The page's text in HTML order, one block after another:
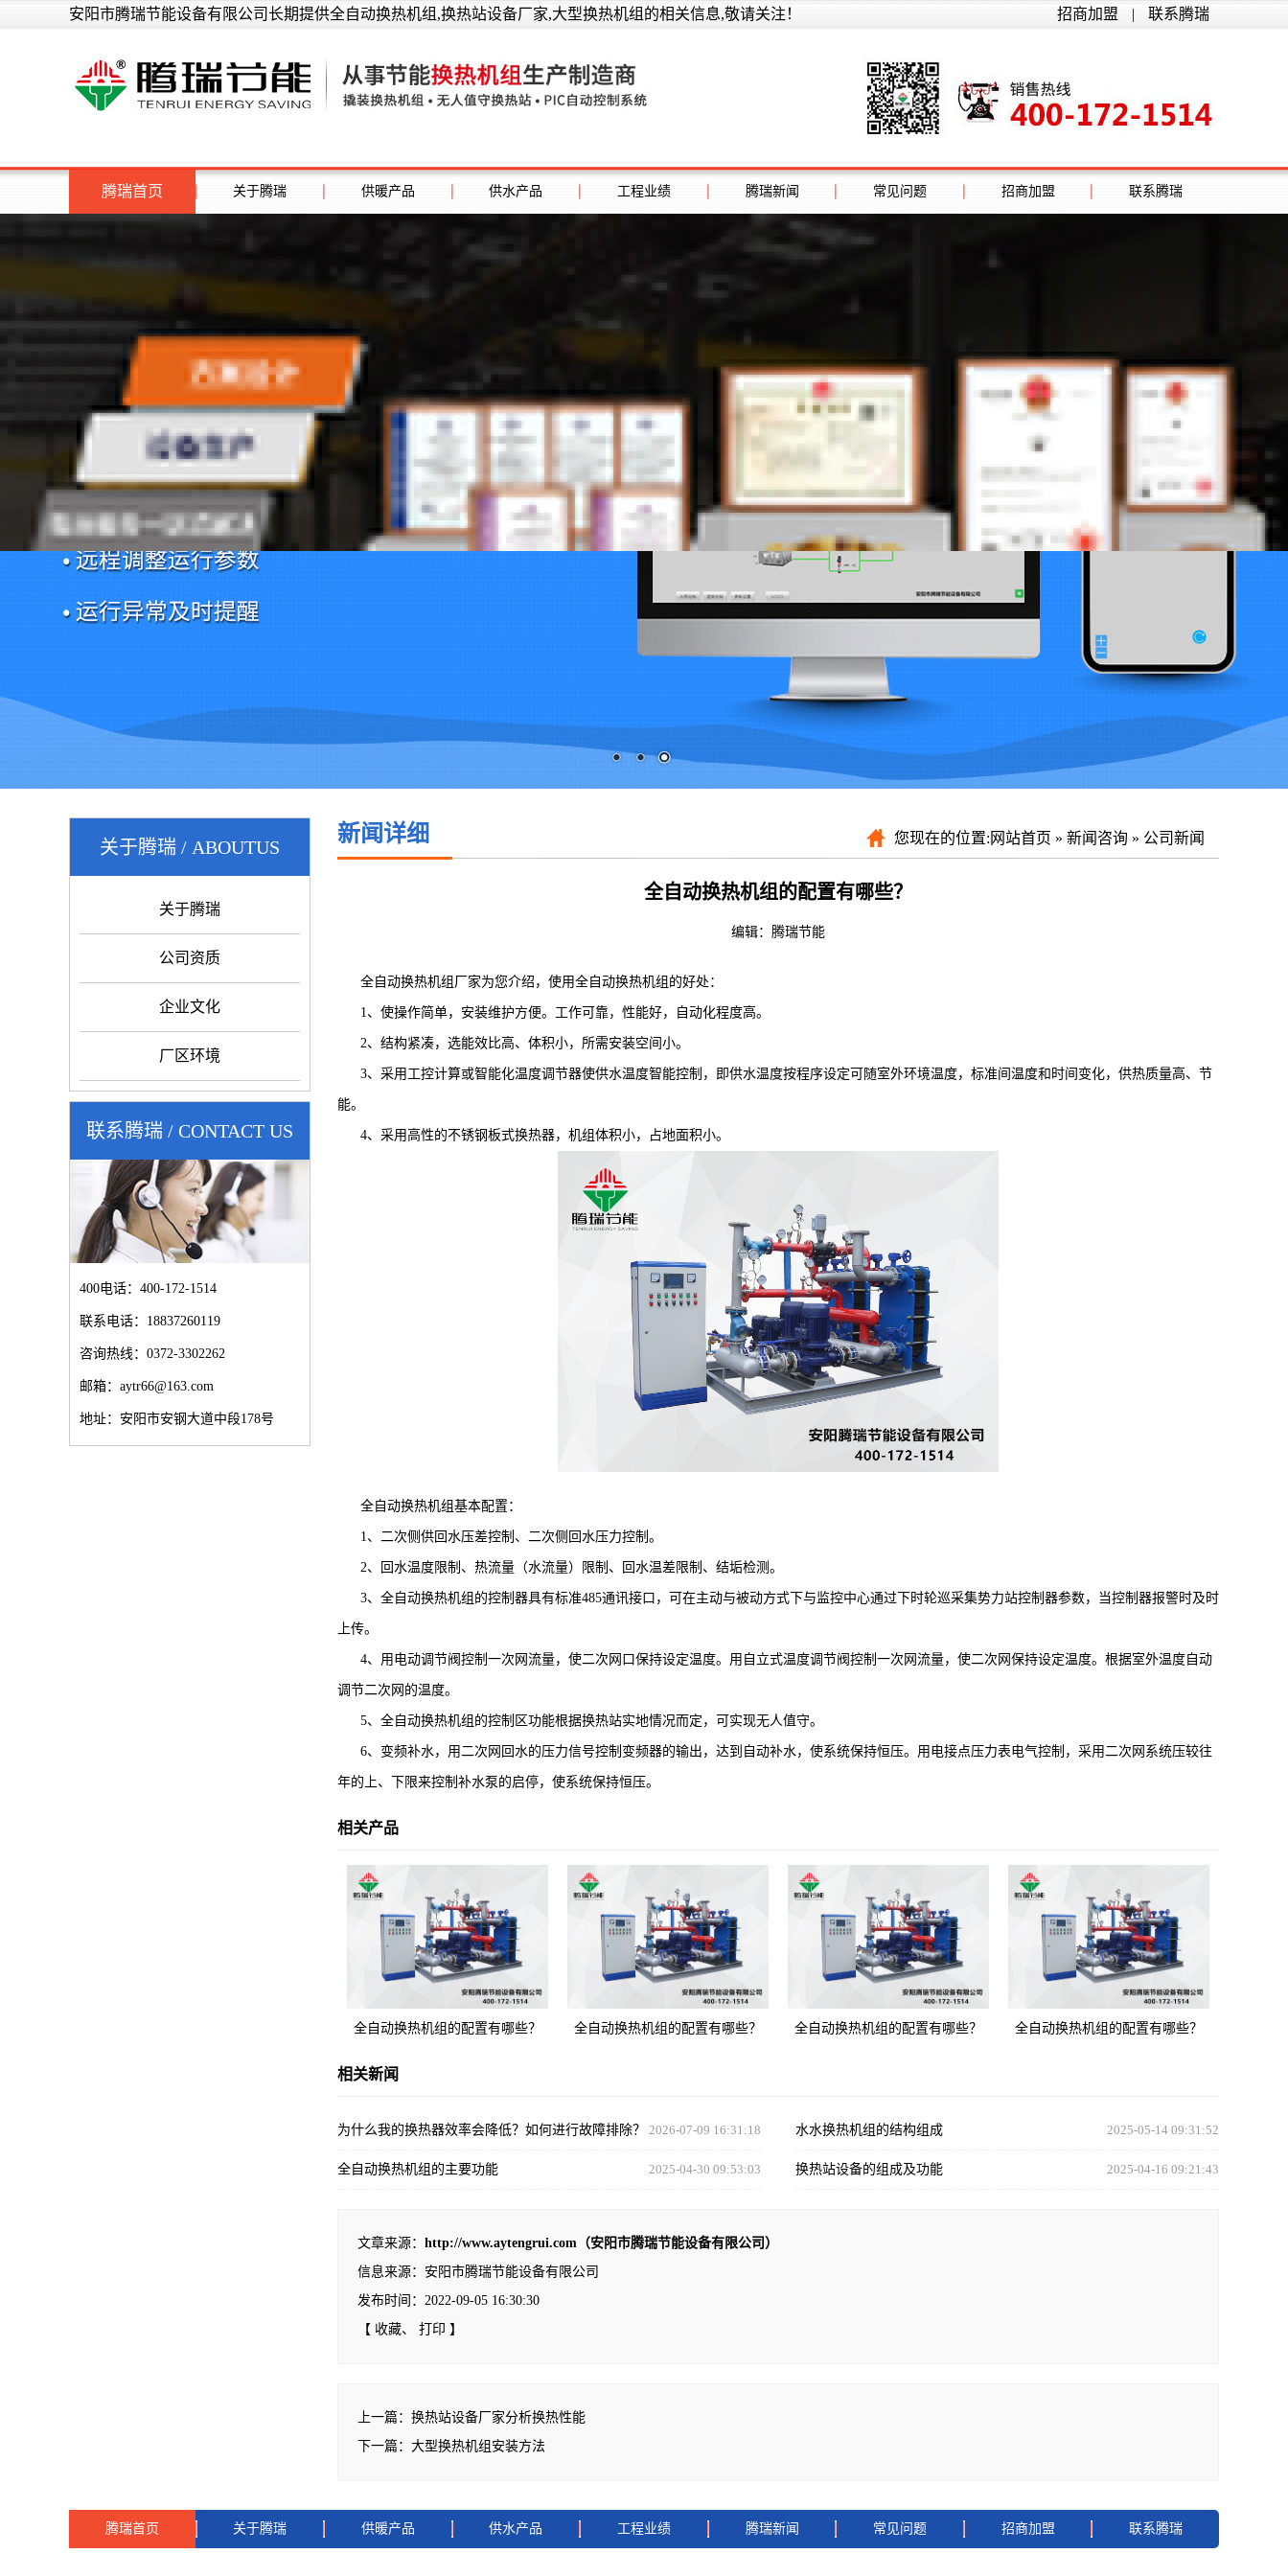
安阳市腾瑞节能设备有限公司长期提供全自动换热机组,换热站设备厂家,大型换热机组的相关信息,敬请关注！ 招商加盟 | 联系腾瑞
腾瑞首页 关于腾瑞 供暖产品 供水产品 工程业绩 腾瑞新闻 常见问题 招商加盟 联系腾瑞
关于腾瑞 / ABOUTUS
关于腾瑞
公司资质
企业文化
厂区环境
联系腾瑞 / CONTACT US
400电话：400-172-1514
联系电话：18837260119
咨询热线：0372-3302262
邮箱：aytr66@163.com
地址：安阳市安钢大道中段178号
新闻详细 您现在的位置: 网站首页 » 新闻咨询 » 公司新闻
全自动换热机组的配置有哪些？
编辑： 腾瑞节能
全自动换热机组厂家为您介绍，使用全自动换热机组的好处：
1、使操作简单，安装维护方便。工作可靠，性能好，自动化程度高。
2、结构紧凑，选能效比高、体积小，所需安装空间小。
3、采用工控计算或智能化温度调节器使供水温度智能控制，即供水温度按程序设定可随室外环境温度，标准间温度和时间变化，供热质量高、节
能。
4、采用高性的不锈钢板式换热器，机组体积小，占地面积小。
全自动换热机组基本配置：
1、二次侧供回水压差控制、二次侧回水压力控制。
2、回水温度限制、热流量（水流量）限制、回水温差限制、结垢检测。
3、全自动换热机组的控制器具有标准485通讯接口，可在主动与被动方式下与监控中心通过下时轮巡采集势力站控制器参数，当控制器报警时及时
上传。
4、用电动调节阀控制一次网流量，使二次网口保持设定温度。用自立式温度调节阀控制一次网流量，使二次网保持设定温度。根据室外温度自动
调节二次网的温度。
5、全自动换热机组的控制区功能根据换热站实地情况而定，可实现无人值守。
6、变频补水，用二次网回水的压力信号控制变频器的输出，达到自动补水，使系统保持恒压。用电接点压力表电气控制，采用二次网系统压较往
年的上、下限来控制补水泵的启停，使系统保持恒压。
相关产品
全自动换热机组的配置有哪些？ 全自动换热机组的配置有哪些？ 全自动换热机组的配置有哪些？ 全自动换热机组的配置有哪些？
相关新闻
为什么我的换热器效率会降低？如何进行故障排除？ 2026-07-09 16:31:18 水水换热机组的结构组成 2025-05-14 09:31:52
全自动换热机组的主要功能 2025-04-30 09:53:03 换热站设备的组成及功能 2025-04-16 09:21:43
文章来源： http://www.aytengrui.com（安阳市腾瑞节能设备有限公司）
信息来源： 安阳市腾瑞节能设备有限公司
发布时间：2022-09-05 16:30:30
【 收藏、 打印 】
上一篇： 换热站设备厂家分析换热性能
下一篇： 大型换热机组安装方法
腾瑞首页 关于腾瑞 供暖产品 供水产品 工程业绩 腾瑞新闻 常见问题 招商加盟 联系腾瑞